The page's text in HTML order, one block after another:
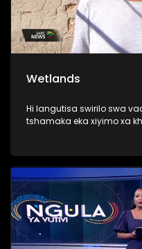
Wetlands
Hi langutisa swirilo swa
tshamaka eka xiyimo xa